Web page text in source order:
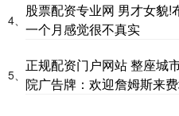
4、
股票配资专业网 男才女貌!
一个月感觉很不真实
5、
正规配资门户网站 整座城
院广告牌：欢迎詹姆斯来